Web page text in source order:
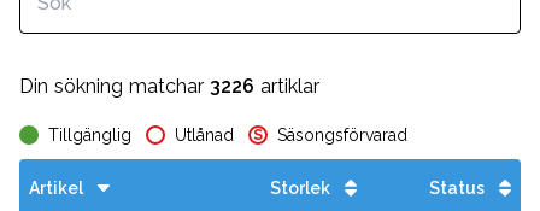
Din sökning matchar 3226 artiklar
Tillgänglig Utlånad S Säsongsförvarad
Artikel Storlek Status